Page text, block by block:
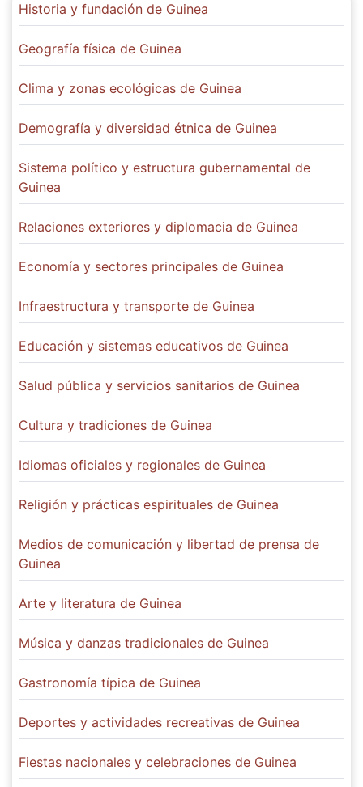
Historia y fundación de Guinea
Geografía física de Guinea
Clima y zonas ecológicas de Guinea
Demografía y diversidad étnica de Guinea
Sistema político y estructura gubernamental de
Guinea
Relaciones exteriores y diplomacia de Guinea
Economía y sectores principales de Guinea
Infraestructura y transporte de Guinea
Educación y sistemas educativos de Guinea
Salud pública y servicios sanitarios de Guinea
Cultura y tradiciones de Guinea
Idiomas oficiales y regionales de Guinea
Religión y prácticas espirituales de Guinea
Medios de comunicación y libertad de prensa de
Guinea
Arte y literatura de Guinea
Música y danzas tradicionales de Guinea
Gastronomía típica de Guinea
Deportes y actividades recreativas de Guinea
Fiestas nacionales y celebraciones de Guinea